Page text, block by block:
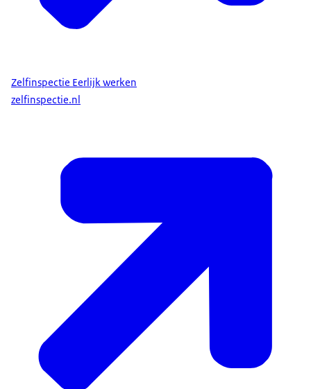
Zelfinspectie Eerlijk werken
zelfinspectie.nl